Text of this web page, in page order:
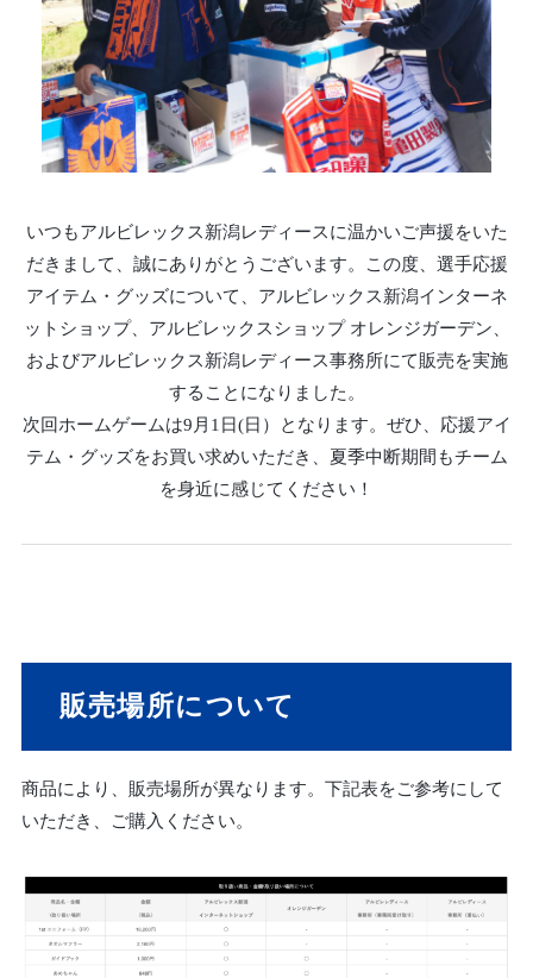
いつもアルビレックス新潟レディースに温かいご声援をいた
だきまして、誠にありがとうございます。この度、選手応援
アイテム・グッズについて、アルビレックス新潟インターネ
ットショップ、アルビレックスショップ オレンジガーデン、
およびアルビレックス新潟レディース事務所にて販売を実施
することになりました。
次回ホームゲームは9月1日(日）となります。ぜひ、応援アイ
テム・グッズをお買い求めいただき、夏季中断期間もチーム
を身近に感じてください！
販売場所について
商品により、販売場所が異なります。下記表をご参考にして
いただき、ご購入ください。